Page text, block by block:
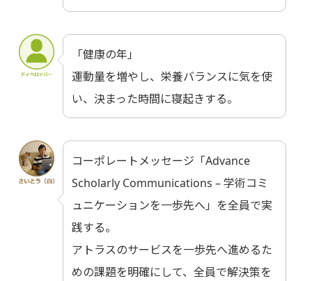
「健康の年」
運動量を増やし、栄養バランスに気を使
い、決まった時間に寝起きする。
コーポレートメッセージ「Advance
Scholarly Communications – 学術コミ
ュニケーションを一歩先へ」を全員で実
践する。
アトラスのサービスを一歩先へ進めるた
めの課題を明確にして、全員で解決策を